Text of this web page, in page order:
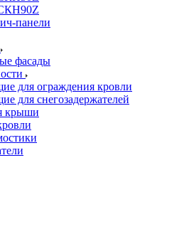
панели
фасады
для ограждения кровли
для снегозадержателей
крыши